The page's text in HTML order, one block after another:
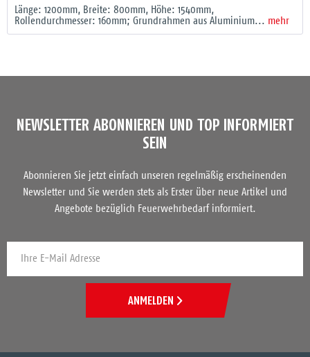
Länge: 1200mm, Breite: 800mm, Höhe: 1540mm,
Rollendurchmesser: 160mm; Grundrahmen aus Aluminium... mehr
NEWSLETTER ABONNIEREN UND TOP INFORMIERT
SEIN
Abonnieren Sie jetzt einfach unseren regelmäßig erscheinenden
Newsletter und Sie werden stets als Erster über neue Artikel und
Angebote bezüglich Feuerwehrbedarf informiert.
ANMELDEN